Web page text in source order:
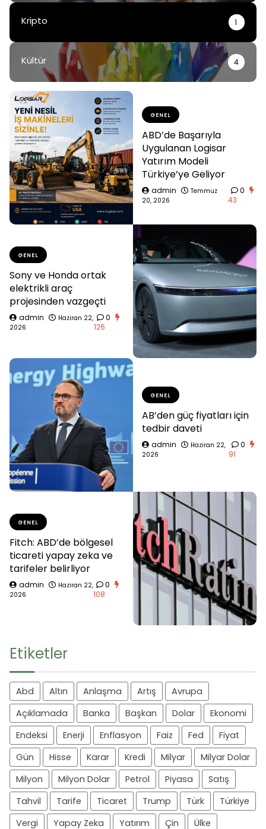
Kripto 1
Kültür 4
GENEL
ABD’de Başarıyla
Uygulanan Logisar
Yatırım Modeli
Türkiye’ye Geliyor
admin
Temmuz
20, 2026
0
43
GENEL
Sony ve Honda ortak
elektrikli araç
projesinden vazgeçti
admin
Haziran 22,
2026
0
126
GENEL
AB’den güç fiyatları için
tedbir daveti
admin
Haziran 22,
2026
0
91
GENEL
Fitch: ABD’de bölgesel
ticareti yapay zeka ve
tarifeler belirliyor
admin
Haziran 22,
2026
0
108
Etiketler
Abd Altın Anlaşma Artış
Avrupa
Açıklamada
Banka Başkan Dolar
Ekonomi
Endeksi
Enerji Enflasyon Faiz Fed
Fiyat
Gün
Hisse Karar Kredi Milyar
Milyar Dolar
Milyon
Milyon Dolar Petrol Piyasa
Satış
Tahvil
Tarife Ticaret Trump Türk
Türkiye
Vergi
Yapay Zeka Yatırım Çin Ülke